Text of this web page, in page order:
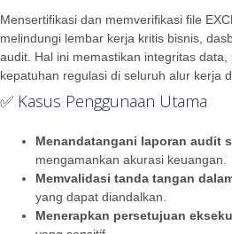
Mensertifikasi dan memverifikasi file
melindungi lembar kerja kritis bisnis,
audit. Hal ini memastikan integritas
kepatuhan regulasi di seluruh alur kerja
✅ Kasus Penggunaan Utama
Menandatangani laporan audit
mengamankan akurasi keuangan.
Memvalidasi tanda tangan
yang dapat diandalkan.
Menerapkan persetujuan